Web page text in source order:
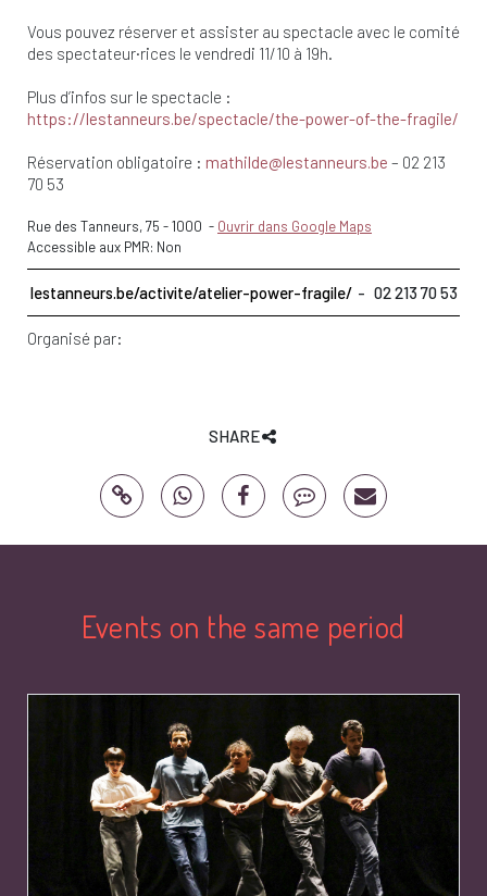
Vous pouvez réserver et assister au spectacle avec le comité
des spectateur·rices le vendredi 11/10 à 19h.
Plus d’infos sur le spectacle :
https://lestanneurs.be/spectacle/the-power-of-the-fragile/
Réservation obligatoire : mathilde@lestanneurs.be – 02 213
70 53
Rue des Tanneurs, 75 -1000 - Ouvrir dans Google Maps
Accessible aux PMR: Non
lestanneurs.be/activite/atelier-power-fragile/ 02 213 70 53
Organisé par:
SHARE
Events on the same period